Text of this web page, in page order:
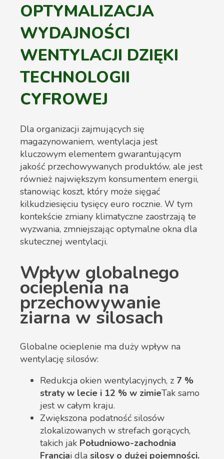
OPTYMALIZACJA
WYDAJNOŚCI
WENTYLACJI DZIĘKI
TECHNOLOGII
CYFROWEJ
Dla organizacji zajmujących się
magazynowaniem, wentylacja jest
kluczowym elementem gwarantującym
jakość przechowywanych produktów, ale jest
również największym konsumentem energii,
stanowiąc koszt, który może sięgać
kilkudziesięciu tysięcy euro rocznie. W tym
kontekście zmiany klimatyczne zaostrzają te
wyzwania, zmniejszając optymalne okna dla
skutecznej wentylacji.
Wpływ globalnego
ocieplenia na
przechowywanie
ziarna w silosach
Globalne ocieplenie ma duży wpływ na
wentylację silosów:
Redukcja okien wentylacyjnych, z 7 %
straty w lecie i 12 % w zimieTak samo
jest w całym kraju.
Zwiększona podatność silosów
zlokalizowanych w strefach gorących,
takich jak Południowo-zachodnia
Francjai dla silosy o dużej pojemności.